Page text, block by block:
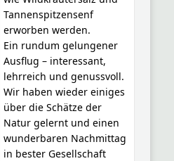
Tannenspitzensenf
erworben werden.
Ein rundum gelungener
Ausflug – interessant,
lehrreich und genussvoll.
Wir haben wieder einiges
über die Schätze der
Natur gelernt und einen
wunderbaren Nachmittag
in bester Gesellschaft